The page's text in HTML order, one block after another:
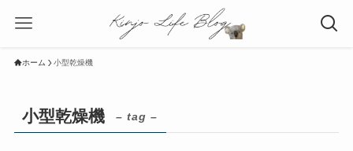
ホーム 小型乾燥機
小型乾燥機 – tag –